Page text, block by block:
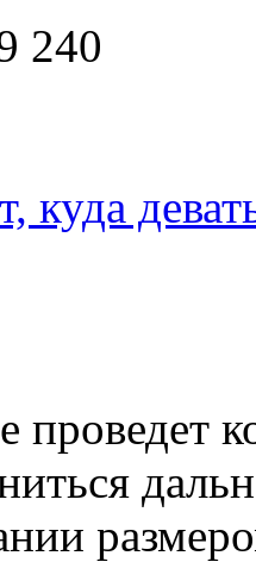
240
куда
проведет